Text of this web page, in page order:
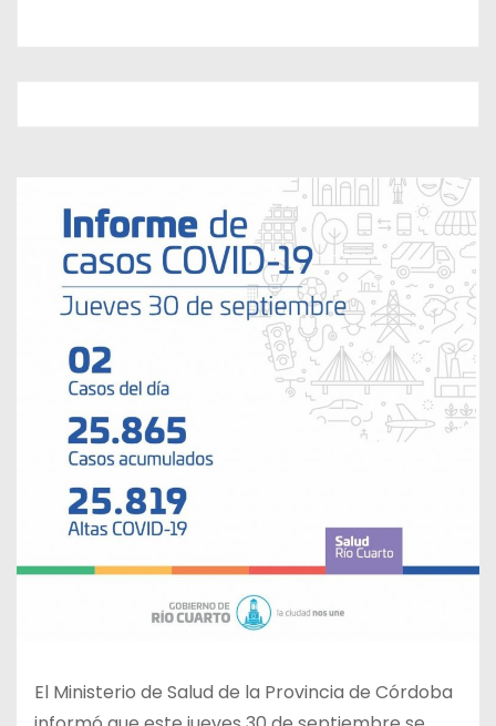
El Ministerio de Salud de la Provincia de Córdoba